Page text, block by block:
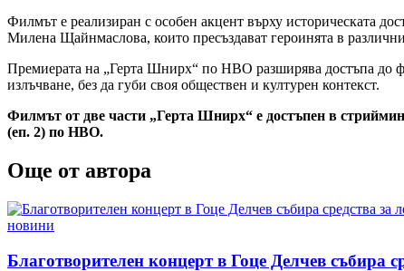
Филмът е реализиран с особен акцент върху историческата
Милена Щайнмаслова, които пресъздават героинята в
Премиерата на „Герта Шнирх“ по HBO разширява достъпа до
излъчване, без да губи своя обществен и културен контекст.
Филмът от две части „Герта Шнирх“ е достъпен в
(еп. 2) по HBO.
Още от автора
Posted
новини
Благотворителен концерт в Гоце Делчев събира